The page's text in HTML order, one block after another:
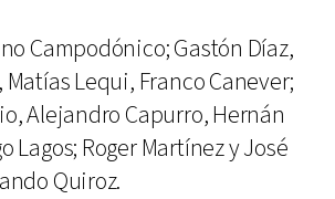
Campodónico; Gastón Díaz,
Lequi, Franco Canever;
Alejandro Capurro, Hernán
Lagos; Roger Martínez y José
Quiroz.